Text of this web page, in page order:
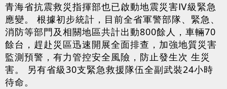
青海省抗震救災指揮部也已啟動地震災害Ⅳ級緊急
應變。 根據初步統計，目前全省軍警部隊、緊急、
消防等部門及相關地區共計出動800餘人，車輛70
餘台，趕赴災區迅速開展全面排查，加強地質災害
監測預警，有力管控安全風險，防止發生次 生災
害。 另有省級30支緊急救援隊伍全副武裝24小時
待命。